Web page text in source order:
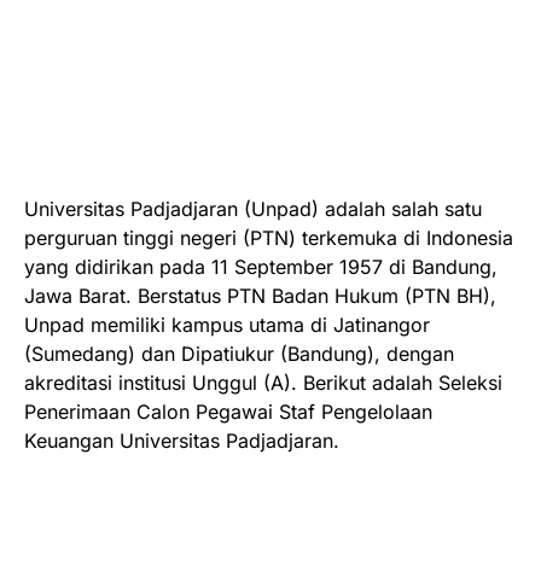
Universitas Padjadjaran (Unpad) adalah salah satu
perguruan tinggi negeri (PTN) terkemuka di Indonesia
yang didirikan pada 11 September 1957 di Bandung,
Jawa Barat. Berstatus PTN Badan Hukum (PTN BH),
Unpad memiliki kampus utama di Jatinangor
(Sumedang) dan Dipatiukur (Bandung), dengan
akreditasi institusi Unggul (A). Berikut adalah Seleksi
Penerimaan Calon Pegawai Staf Pengelolaan
Keuangan Universitas Padjadjaran.